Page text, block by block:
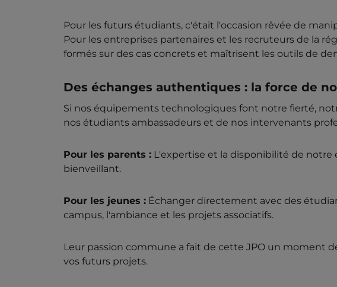
Pour les futurs étudiants, c'était l'occasion rêvée de
Pour les entreprises partenaires et les recruteurs de la
formés sur des cas concrets et maîtrisent les outils de
Des échanges authentiques : la force de
Si nos équipements technologiques font notre fierté,
nos étudiants ambassadeurs et de nos intervenants
Pour les parents :L'expertise et la disponibilité de
bienveillant.
Pour les jeunes :Échanger directement avec des
campus, l'ambiance et les projets associatifs.
Leur passion commune a fait de cette JPO un moment
vos futurs projets.